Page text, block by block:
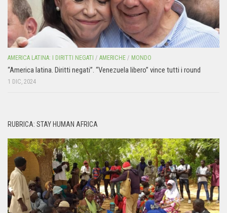
AMERICA LATINA: I DIRITTI NEGATI / AMERICHE / MONDO
“America latina. Diritti negati”. “Venezuela libero” vince tutti i round
1 DIC, 2024
RUBRICA: STAY HUMAN AFRICA